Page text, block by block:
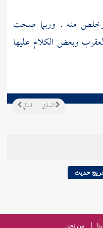
وخلص منه . وربما صحت
وبعض الكلام عليها
التالي السابق
حديث
من نحن